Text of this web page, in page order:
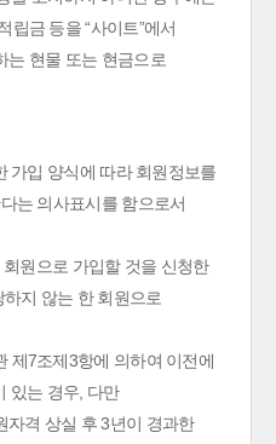
립금 등을 “사이트”에서
는 현물 또는 현금으로
가입 양식에 따라 회원정보를
는 의사표시를 함으로서
원으로 가입할 것을 신청한
지 않는 한 회원으로
제7조제3항에 의하여 이전에
있는 경우, 다만
자격 상실 후 3년이 경과한